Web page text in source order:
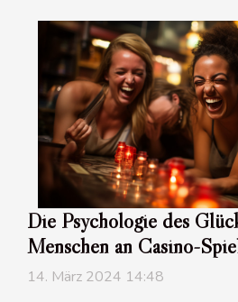
Die Psychologie des
Menschen an Casino-
14. März 2024 14:48